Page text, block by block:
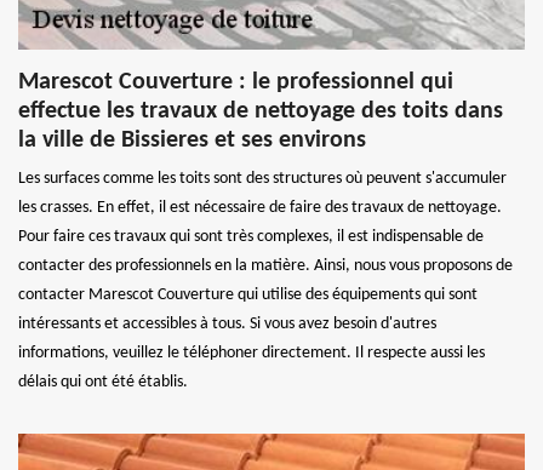
Marescot Couverture : le professionnel qui
effectue les travaux de nettoyage des toits dans
la ville de Bissieres et ses environs
Les surfaces comme les toits sont des structures où peuvent s'accumuler
les crasses. En effet, il est nécessaire de faire des travaux de nettoyage.
Pour faire ces travaux qui sont très complexes, il est indispensable de
contacter des professionnels en la matière. Ainsi, nous vous proposons de
contacter Marescot Couverture qui utilise des équipements qui sont
intéressants et accessibles à tous. Si vous avez besoin d'autres
informations, veuillez le téléphoner directement. Il respecte aussi les
délais qui ont été établis.